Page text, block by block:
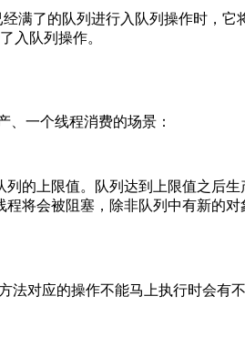
满了的队列进行入队列操作时，
入队列操作。
、一个线程消费的场景：
的上限值。队列达到上限值之后
将会被阻塞，除非队列中有新的对
法对应的操作不能马上执行时会有